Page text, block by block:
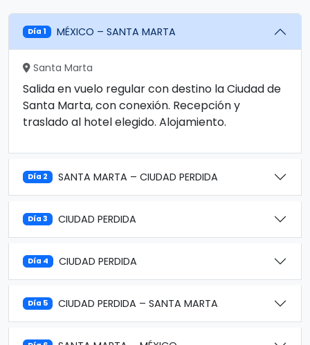
Día 1 MÉXICO – SANTA MARTA
Santa Marta
Salida en vuelo regular con destino la Ciudad de
Santa Marta, con conexión. Recepción y
traslado al hotel elegido. Alojamiento.
Día 2 SANTA MARTA – CIUDAD PERDIDA
Día 3 CIUDAD PERDIDA
Día 4 CIUDAD PERDIDA
Día 5 CIUDAD PERDIDA – SANTA MARTA